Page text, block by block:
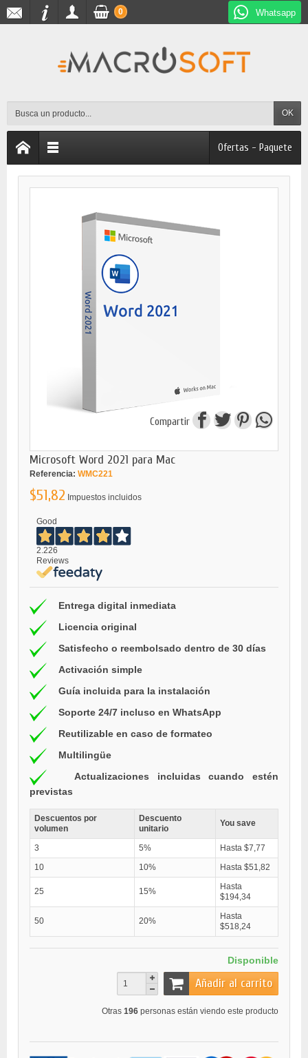
Whatsapp
OK
0
Ofertas - Paquete
Compartir
Microsoft Word 2021 para Mac
Referencia: WMC221
$51,82 Impuestos incluidos
Good
2.226
Reviews
Entrega digital inmediata
Licencia original
Satisfecho o reembolsado dentro de 30 días
Activación simple
Guía incluida para la instalación
Soporte 24/7 incluso en WhatsApp
Reutilizable en caso de formateo
Multilingüe
Actualizaciones incluidas cuando estén
previstas
Descuentos por
volumen
Descuento
unitario
You save
3 5%
Hasta $7,77
10
10% Hasta $51,82
25 15%
Hasta
$194,34
50 20%
Hasta
$518,24
Disponible
Añadir al carrito
Otras 196 personas están viendo este producto